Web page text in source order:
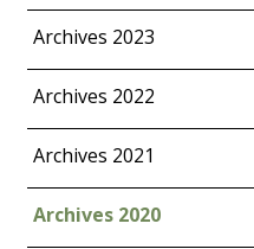
Archives 2023
Archives 2022
Archives 2021
Archives 2020